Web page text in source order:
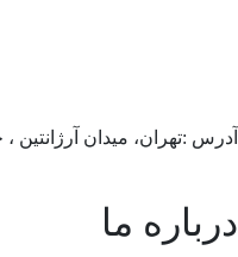
آدرس :تهران، میدان آرژانتین ،
درباره ما